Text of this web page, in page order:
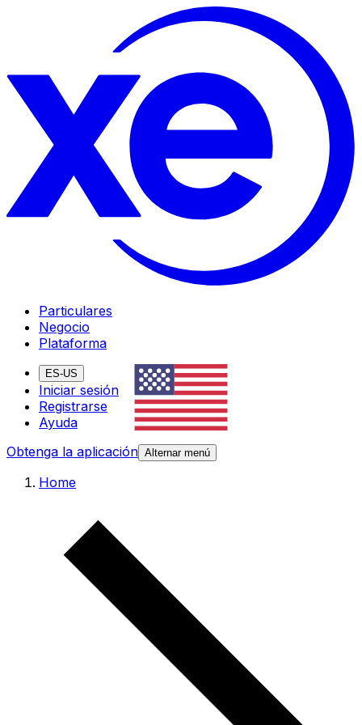
Particulares
Negocio
Plataforma
ES-US
Iniciar sesión
Registrarse
Ayuda
Obtenga la aplicación Alternar menú
Home